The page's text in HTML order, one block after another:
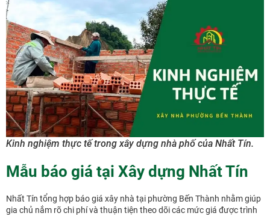
Kinh nghiệm thực tế trong xây dựng nhà phố của Nhất Tín.
Mẫu báo giá tại Xây dựng Nhất Tín
Nhất Tín tổng hợp báo giá xây nhà tại phường Bến Thành nhằm giúp
gia chủ nắm rõ chi phí và thuận tiện theo dõi các mức giá được trình